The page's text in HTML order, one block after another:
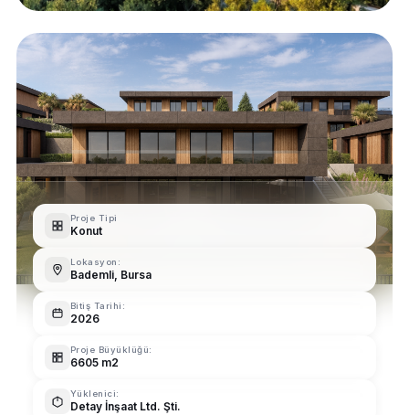
Proje Tipi
Konut
Lokasyon:
Bademli, Bursa
Bitiş Tarihi:
2026
Proje Büyüklüğü:
6605 m2
Yüklenici:
Detay İnşaat Ltd. Şti.